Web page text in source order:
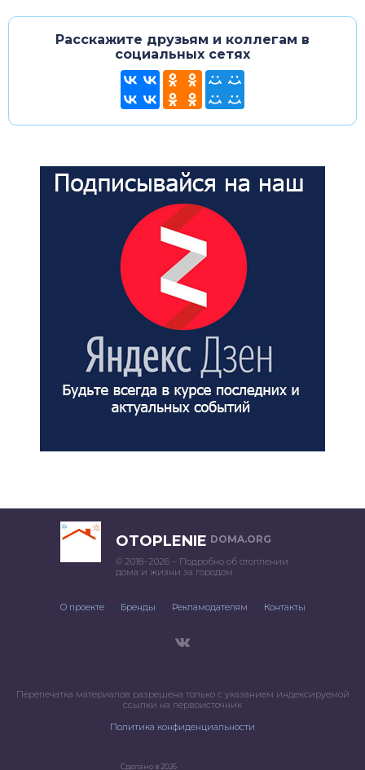
Расскажите друзьям и коллегам в
социальных сетях
OTOPLENIE DOMA.ORG
© 2018–2026 – Подробно об отоплении
дома и жизни за городом
О проекте Бренды Рекламодателям Контакты
Перепечатка материалов разрешена только с указанием индексируемой
ссылки на первоисточник
Политика конфиденциальности
Сделано в 2026